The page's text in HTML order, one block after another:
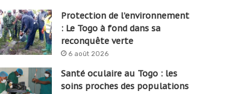
Protection de l’environnement
: Le Togo à fond dans sa
reconquête verte
6 août 2026
Santé oculaire au Togo : les
soins proches des populations